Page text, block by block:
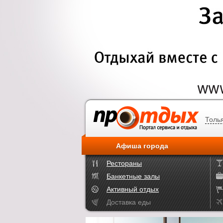
Афиша города
Рестораны
Банкетные залы
Активный отдых
Доставка еды